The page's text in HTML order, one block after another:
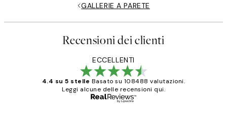
GALLERIE A PARETE
Recensioni dei clienti
ECCELLENTI
4.4 su 5 stelle Basato su 108488 valutazioni.
Leggi alcune delle recensioni qui.